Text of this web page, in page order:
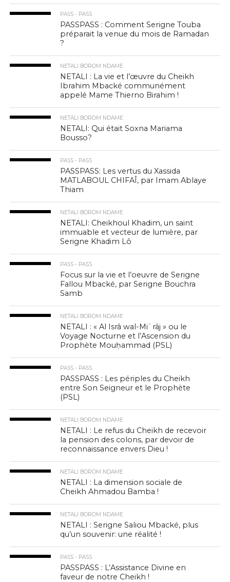
PASS - PASS
PASSPASS : Comment Serigne Touba
préparait la venue du mois de Ramadan
?
NETALI BOROM NDAME
NETALI : La vie et l’œuvre du Cheikh
Ibrahim Mbacké communément
appelé Mame Thierno Birahim !
NETALI BOROM NDAME
NETALI: Qui était Soxna Mariama
Bousso?
PASS - PASS
PASSPASS: Les vertus du Xassida
MATLABOUL CHIFAÎ, par Imam Ablaye
Thiam
NETALI BOROM NDAME
NETALI: Cheikhoul Khadim, un saint
immuable et vecteur de lumière, par
Serigne Khadim Lô
PASS - PASS
Focus sur la vie et l’oeuvre de Serigne
Fallou Mbacké, par Serigne Bouchra
Samb
NETALI BOROM NDAME
NETALI : « Al Isrâ wal-Miʿrâj » ou le
Voyage Nocturne et l’Ascension du
Prophète Mouḥammad (PSL)
PASS - PASS
PASSPASS : Les périples du Cheikh
entre Son Seigneur et le Prophète
(PSL)
NETALI BOROM NDAME
NETALI : Le refus du Cheikh de recevoir
la pension des colons, par devoir de
reconnaissance envers Dieu !
NETALI BOROM NDAME
NETALI : La dimension sociale de
Cheikh Ahmadou Bamba !
NETALI BOROM NDAME
NETALI : Serigne Saliou Mbacké, plus
qu’un souvenir: une réalité !
PASS - PASS
PASSPASS : L’Assistance Divine en
faveur de notre Cheikh !